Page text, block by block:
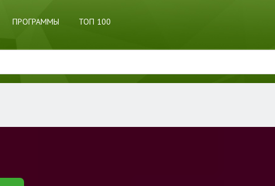
ПРОГРАММЫ ТОП 100